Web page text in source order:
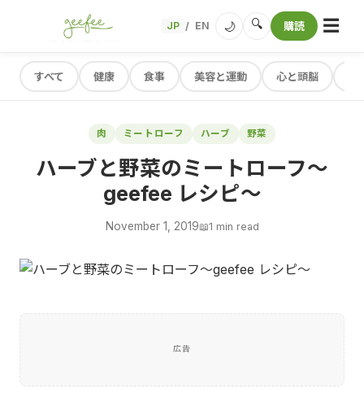
JP / EN 🌙 🔍 購読 ☰
すべて 健康 食事 美容と運動 心と頭脳
肉 ミートローフ ハーブ 野菜
ハーブと野菜のミートローフ～
geefee レシピ～
November 1, 2019📖1 min read
広告